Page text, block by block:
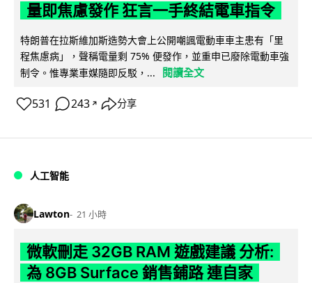
量即焦慮發作 狂言一手終結電車指令
特朗普在拉斯維加斯造勢大會上公開嘲諷電動車車主患有「里
程焦慮病」，聲稱電量剩 75% 便發作，並重申已廢除電動車強
制令。惟專業車媒隨即反駁，...
閱讀全文
531 243 ↗ 分享
人工智能
Lawton 21 小時
微軟刪走 32GB RAM 遊戲建議 分析:
為 8GB Surface 銷售鋪路 連自家